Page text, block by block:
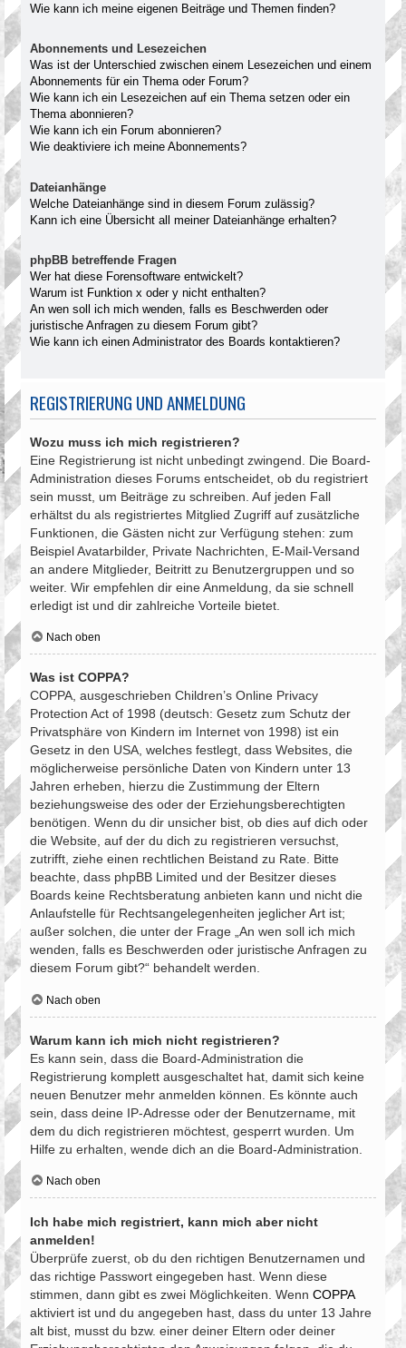
Wie kann ich meine eigenen Beiträge und Themen finden?
Abonnements und Lesezeichen
Was ist der Unterschied zwischen einem Lesezeichen und einem
Abonnements für ein Thema oder Forum?
Wie kann ich ein Lesezeichen auf ein Thema setzen oder ein
Thema abonnieren?
Wie kann ich ein Forum abonnieren?
Wie deaktiviere ich meine Abonnements?
Dateianhänge
Welche Dateianhänge sind in diesem Forum zulässig?
Kann ich eine Übersicht all meiner Dateianhänge erhalten?
phpBB betreffende Fragen
Wer hat diese Forensoftware entwickelt?
Warum ist Funktion x oder y nicht enthalten?
An wen soll ich mich wenden, falls es Beschwerden oder
juristische Anfragen zu diesem Forum gibt?
Wie kann ich einen Administrator des Boards kontaktieren?
REGISTRIERUNG UND ANMELDUNG
Wozu muss ich mich registrieren?
Eine Registrierung ist nicht unbedingt zwingend. Die Board-
Administration dieses Forums entscheidet, ob du registriert
sein musst, um Beiträge zu schreiben. Auf jeden Fall
erhältst du als registriertes Mitglied Zugriff auf zusätzliche
Funktionen, die Gästen nicht zur Verfügung stehen: zum
Beispiel Avatarbilder, Private Nachrichten, E-Mail-Versand
an andere Mitglieder, Beitritt zu Benutzergruppen und so
weiter. Wir empfehlen dir eine Anmeldung, da sie schnell
erledigt ist und dir zahlreiche Vorteile bietet.
Nach oben
Was ist COPPA?
COPPA, ausgeschrieben Children’s Online Privacy
Protection Act of 1998 (deutsch: Gesetz zum Schutz der
Privatsphäre von Kindern im Internet von 1998) ist ein
Gesetz in den USA, welches festlegt, dass Websites, die
möglicherweise persönliche Daten von Kindern unter 13
Jahren erheben, hierzu die Zustimmung der Eltern
beziehungsweise des oder der Erziehungsberechtigten
benötigen. Wenn du dir unsicher bist, ob dies auf dich oder
die Website, auf der du dich zu registrieren versuchst,
zutrifft, ziehe einen rechtlichen Beistand zu Rate. Bitte
beachte, dass phpBB Limited und der Besitzer dieses
Boards keine Rechtsberatung anbieten kann und nicht die
Anlaufstelle für Rechtsangelegenheiten jeglicher Art ist;
außer solchen, die unter der Frage „An wen soll ich mich
wenden, falls es Beschwerden oder juristische Anfragen zu
diesem Forum gibt?“ behandelt werden.
Nach oben
Warum kann ich mich nicht registrieren?
Es kann sein, dass die Board-Administration die
Registrierung komplett ausgeschaltet hat, damit sich keine
neuen Benutzer mehr anmelden können. Es könnte auch
sein, dass deine IP-Adresse oder der Benutzername, mit
dem du dich registrieren möchtest, gesperrt wurden. Um
Hilfe zu erhalten, wende dich an die Board-Administration.
Nach oben
Ich habe mich registriert, kann mich aber nicht
anmelden!
Überprüfe zuerst, ob du den richtigen Benutzernamen und
das richtige Passwort eingegeben hast. Wenn diese
stimmen, dann gibt es zwei Möglichkeiten. Wenn COPPA
aktiviert ist und du angegeben hast, dass du unter 13 Jahre
alt bist, musst du bzw. einer deiner Eltern oder deiner